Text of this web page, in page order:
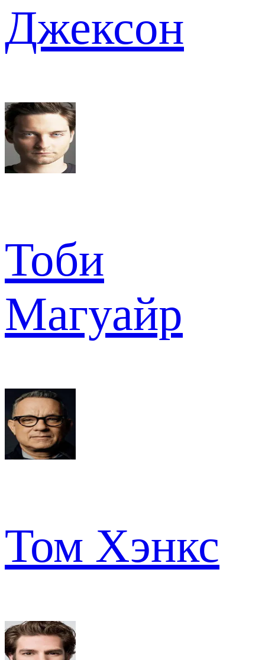
Джексон
Тоби
Магуайр
Том Хэнкс